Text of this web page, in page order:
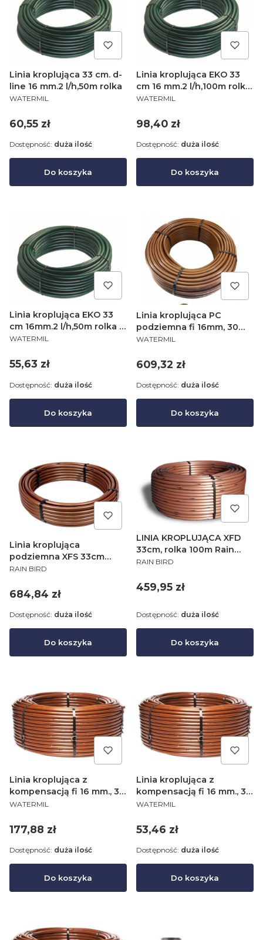
Linia kroplująca 33 cm. d-
line 16 mm.2 l/h,50m rolka
PRODUCENT
WATERMIL
Cena
60,55 zł
Do koszyka
Dostępność: duża ilość
Linia kroplująca EKO 33
cm 16 mm.2 l/h,100m rolka/
Watermil 35MIL
PRODUCENT
WATERMIL
Cena
98,40 zł
Do koszyka
Dostępność: duża ilość
Linia kroplująca EKO 33
cm 16mm.2 l/h,50m rolka /
Watermil35MIL
PRODUCENT
WATERMIL
Cena
55,63 zł
Do koszyka
Dostępność: duża ilość
Linia kroplująca PC
podziemna fi 16mm, 30
cm, 2,3 l/h, 100m rolka
PRODUCENT
WATERMIL
Cena
609,32 zł
Do koszyka
Dostępność: duża ilość
Linia kroplująca
podziemna XFS 33cm
2,3L/H - rolka 100m Rain
PRODUCENT
RAIN BIRD
Cena
684,84 zł
Do koszyka
Dostępność: duża ilość
LINIA KROPLUJĄCA XFD
33cm, rolka 100m Rain
Bird
PRODUCENT
RAIN BIRD
Cena
459,95 zł
Do koszyka
Dostępność: duża ilość
Linia kroplująca z
kompensacją fi 16 mm., 33
cm., 2,2l/h brązowa - rolka
PRODUCENT
WATERMIL
Cena
177,88 zł
Do koszyka
Dostępność: duża ilość
Linia kroplująca z
kompensacją fi 16 mm., 33
cm., 2,2l/h brązowa - rolka
PRODUCENT
WATERMIL
Cena
53,46 zł
Do koszyka
Dostępność: duża ilość